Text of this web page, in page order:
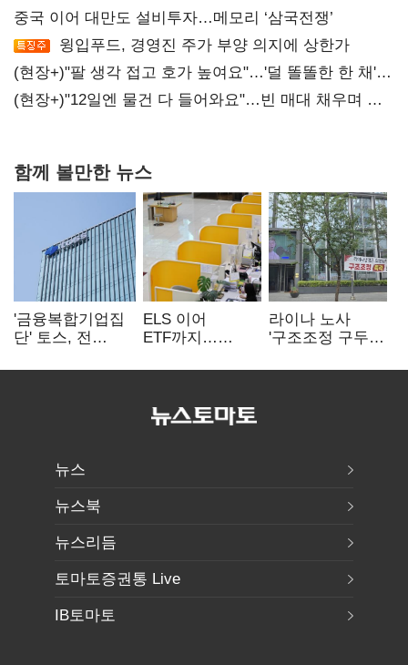
중국 이어 대만도 설비투자…메모리 ‘삼국전쟁’
윙입푸드, 경영진 주가 부양 의지에 상한가
(현장+)"팔 생각 접고 호가 높여요"…'덜 똘똘한 한 채'
20억 키맞추기
(현장+)"12일엔 물건 다 들어와요"…빈 매대 채우며 문
함께 볼만한 뉴스
'금융복합기업집
단' 토스, 전
표준화
ELS 이어
ETF까지…
제동 걸린 은행
라이나 노사
'구조조정 구두
뉴스
뉴스북
뉴스리듬
토마토증권통 Live
IB토마토